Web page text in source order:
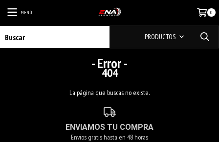
MENÚ 0
PRODUCTOS
- Error -
404
La página que buscas no existe.
ENVIAMOS TU COMPRA
Envios gratis hasta en 48 horas